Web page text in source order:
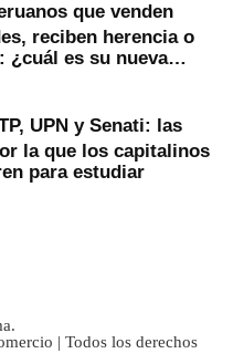
que venden
reciben herencia o
¿cuál es su nueva
UPN y Senati: las
la que los capitalinos
para estudiar
| Todos los derechos